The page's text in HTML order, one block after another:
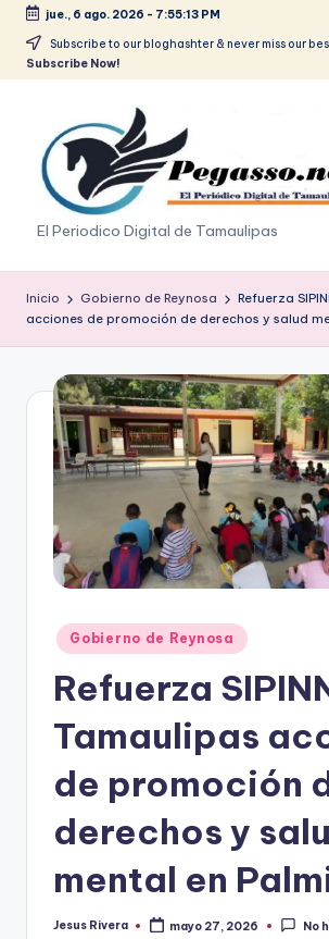
Saltar
jue., 6 ago. 2026 - 7:55:13 PM
Subscribe to our bloghashter & never miss our
Subscribe Now!
p
e
g
a
o
p
El Periodico Digital de Tamaulipas
Inicio Gobierno de Reynosa
Refuerza
acciones de promoción de derechos y salud
Publicado
en
Gobierno de Reynosa
Refuerza
Tamaulipas
de promoción
derechos y
mental en
Publicado
Jesus Rivera mayo 27, 2026 No